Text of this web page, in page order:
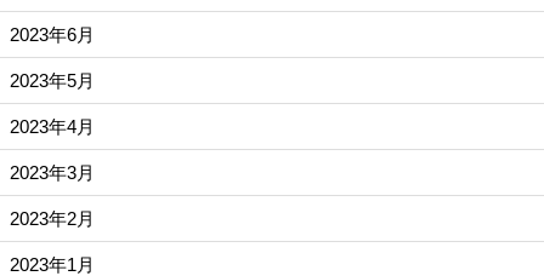
2023年6月
2023年5月
2023年4月
2023年3月
2023年2月
2023年1月